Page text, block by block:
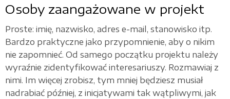
Osoby zaangażowane w projekt
Proste: imię, nazwisko, adres e-mail, stanowisko itp.
Bardzo praktyczne jako przypomnienie, aby o nikim
nie zapomnieć. Od samego początku projektu należy
wyraźnie zidentyfikować interesariuszy. Rozmawiaj z
nimi. Im więcej zrobisz, tym mniej będziesz musiał
nadrabiać później, z inicjatywami tak wątpliwymi, jak